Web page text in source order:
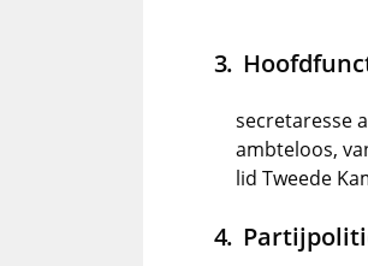
secretaresse
ambteloos,
lid Tweede